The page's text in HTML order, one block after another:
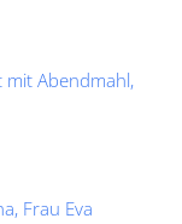
mit Abendmahl,
Frau Eva